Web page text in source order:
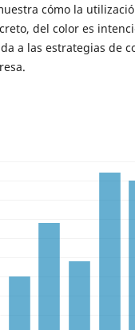
cómo la
del color es
a las estrategias de